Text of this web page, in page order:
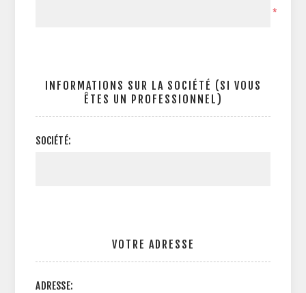
*
INFORMATIONS SUR LA SOCIÉTÉ (SI VOUS
ÊTES UN PROFESSIONNEL)
SOCIÉTÉ:
VOTRE ADRESSE
ADRESSE: